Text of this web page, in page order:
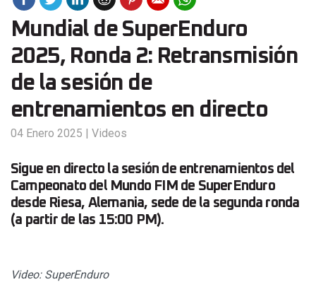
Mundial de SuperEnduro
2025, Ronda 2: Retransmisión
de la sesión de
entrenamientos en directo
04 Enero 2025 | Videos
Sigue en directo la sesión de entrenamientos del
Campeonato del Mundo FIM de SuperEnduro
desde Riesa, Alemania, sede de la segunda ronda
(a partir de las 15:00 PM).
Video: SuperEnduro